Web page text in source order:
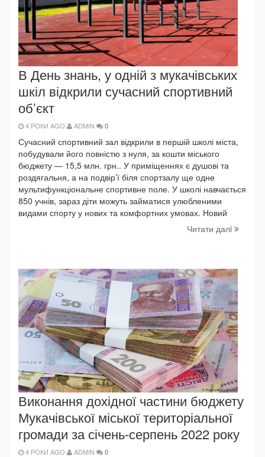
В День знань, у одній з мукачівських
шкіл відкрили сучасний спортивний
об’єкт
4 РОКИ AGO ADMIN 0
Сучасний спортивний зал відкрили в першій школі міста,
побудували його повністю з нуля, за кошти міського
бюджету — 15,5 млн. грн.. У приміщеннях є душові та
роздягальня, а на подвір’ї біля спортзалу ще одне
мультифункціональне спортивне поле. У школі навчається
850 учнів, зараз діти можуть займатися улюбленими
видами спорту у нових та комфортних умовах. Новий
Читати далi
Виконання дохідної частини бюджету
Мукачівської міської територіальної
громади за січень-серпень 2022 року
4 РОКИ AGO ADMIN 0